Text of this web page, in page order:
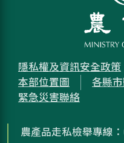
隱私權及資訊安全政策
本部位置圖
各縣
緊急災害聯絡
農產品走私檢舉專線